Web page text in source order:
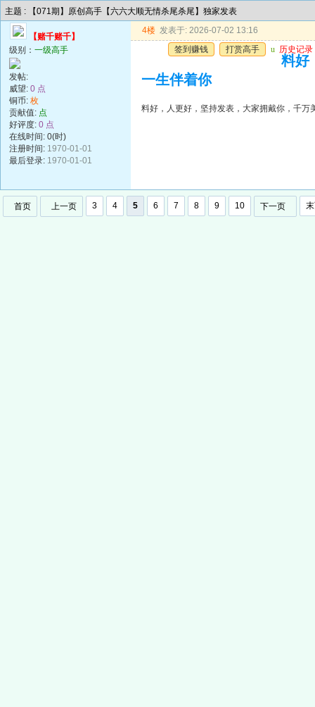
主题 : 【071期】原创高手【六六大顺无情杀尾杀尾】独家发表
【赌千赌千】
级别： 一级高手
发帖:
威望: 0 点
铜币: 枚
贡献值: 点
好评度: 0 点
在线时间: 0(时)
注册时间: 1970-01-01
最后登录: 1970-01-01
4楼 发表于: 2026-07-02 13:16
签到赚钱
打赏高手 u 历史记录
料好
一生伴着你
料好，人更好，坚持发表，大家拥戴你，千万
首页 上一页 3 4 5 6 7 8 9 10 下一页